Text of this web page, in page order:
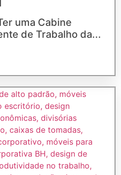
uma Cabine
de Trabalho da...